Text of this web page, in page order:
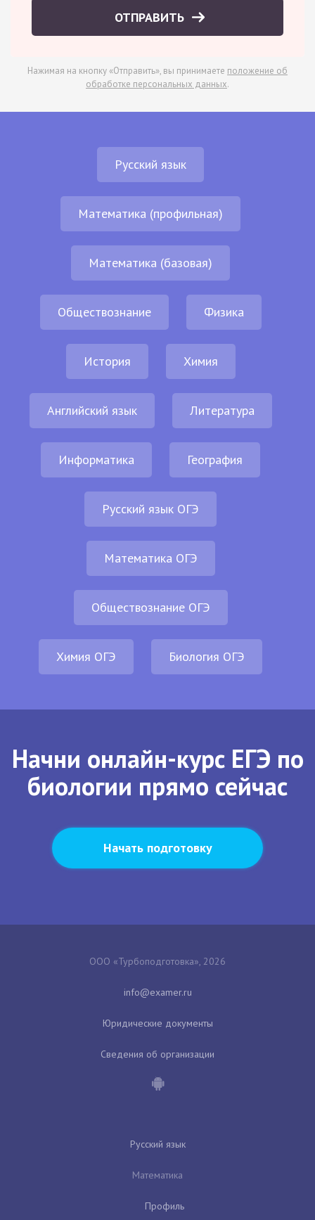
ОТПРАВИТЬ
Нажимая на кнопку «Отправить», вы принимаете положение об
обработке персональных данных.
Русский язык
Математика (профильная)
Математика (базовая)
Обществознание Физика
История Химия
Английский язык Литература
Информатика География
Русский язык ОГЭ
Математика ОГЭ
Обществознание ОГЭ
Химия ОГЭ Биология ОГЭ
Начни онлайн-курс ЕГЭ по
биологии прямо сейчас
Начать подготовку
ООО «Турбоподготовка», 2026
Юридические документы
Сведения об организации
Русский язык
Математика
Профиль